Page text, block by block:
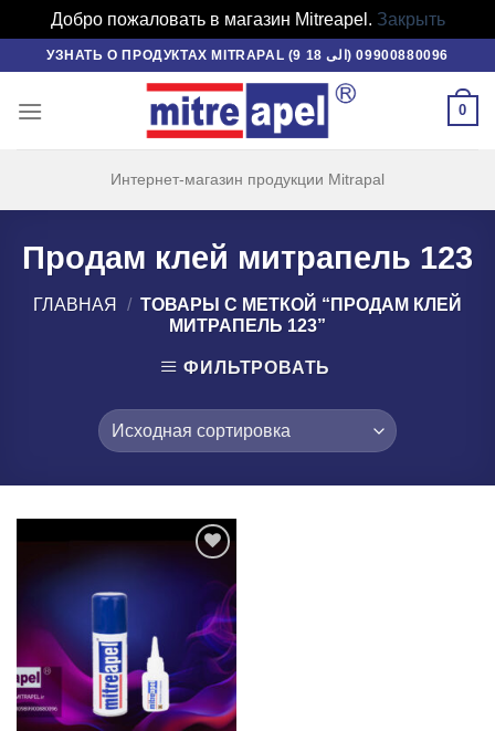
Добро пожаловать в магазин Mitreapel. Закрыть
content
УЗНАТЬ О ПРОДУКТАХ MITRAPAL (9 الی 18) 09900880096
0
Интернет-магазин продукции Mitrapal
Продам клей митрапель 123
ГЛАВНАЯ / ТОВАРЫ С МЕТКОЙ “ПРОДАМ КЛЕЙ
МИТРАПЕЛЬ 123”
ФИЛЬТРОВАТЬ
علاقه
مندی
ها